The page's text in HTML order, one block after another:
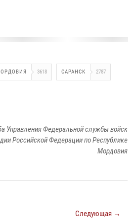
3618 САРАНСК 2787
Управления Федеральной службы войск
Российской Федерации по Республике
Мордовия
Следующая →